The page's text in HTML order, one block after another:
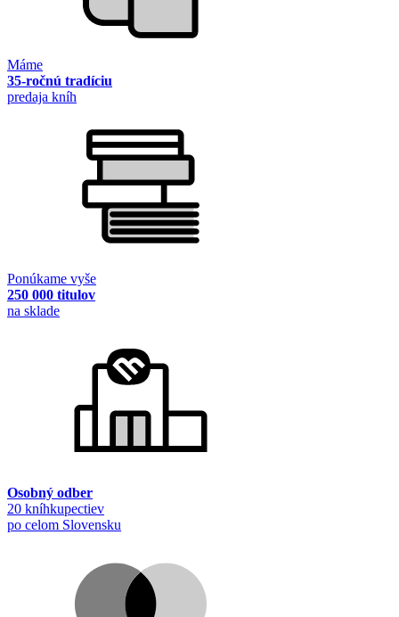
Máme
35-ročnú tradíciu
predaja kníh
Ponúkame vyše
250 000 titulov
na sklade
Osobný odber
20 kníhkupectiev
po celom Slovensku